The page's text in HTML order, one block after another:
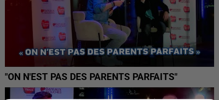
"ON N'EST PAS DES PARENTS PARFAITS"